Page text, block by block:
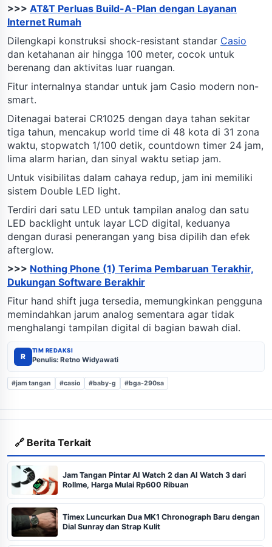
>>> AT&T Perluas Build-A-Plan dengan Layanan
Internet Rumah
Dilengkapi konstruksi shock-resistant standar Casio
dan ketahanan air hingga 100 meter, cocok untuk
berenang dan aktivitas luar ruangan.
Fitur internalnya standar untuk jam Casio modern non-
smart.
Ditenagai baterai CR1025 dengan daya tahan sekitar
tiga tahun, mencakup world time di 48 kota di 31 zona
waktu, stopwatch 1/100 detik, countdown timer 24 jam,
lima alarm harian, dan sinyal waktu setiap jam.
Untuk visibilitas dalam cahaya redup, jam ini memiliki
sistem Double LED light.
Terdiri dari satu LED untuk tampilan analog dan satu
LED backlight untuk layar LCD digital, keduanya
dengan durasi penerangan yang bisa dipilih dan efek
afterglow.
>>> Nothing Phone (1) Terima Pembaruan Terakhir,
Dukungan Software Berakhir
Fitur hand shift juga tersedia, memungkinkan pengguna
memindahkan jarum analog sementara agar tidak
menghalangi tampilan digital di bagian bawah dial.
R
TIM REDAKSI
Penulis: Retno Widyawati
#jam tangan #casio #baby-g #bga-290sa
🔗 Berita Terkait
Jam Tangan Pintar AI Watch 2 dan AI Watch 3 dari
Rollme, Harga Mulai Rp600 Ribuan
Timex Luncurkan Dua MK1 Chronograph Baru dengan
Dial Sunray dan Strap Kulit